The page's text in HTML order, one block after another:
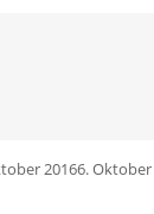
20166. Oktober